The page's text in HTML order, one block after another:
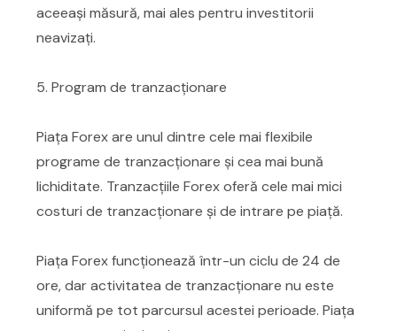
aceeași măsură, mai ales pentru investitorii
neavizați.
5. Program de tranzacționare
Piața Forex are unul dintre cele mai flexibile
programe de tranzacționare și cea mai bună
lichiditate. Tranzacțiile Forex oferă cele mai mici
costuri de tranzacționare și de intrare pe piață.
Piața Forex funcționează într-un ciclu de 24 de
ore, dar activitatea de tranzacționare nu este
uniformă pe tot parcursul acestei perioade. Piața